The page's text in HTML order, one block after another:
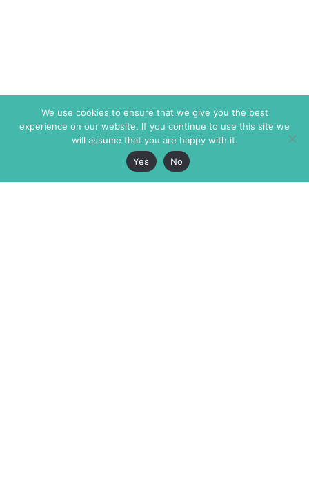
We use cookies to ensure that we give you the best
experience on our website. If you continue to use this site we
will assume that you are happy with it.
Yes
No